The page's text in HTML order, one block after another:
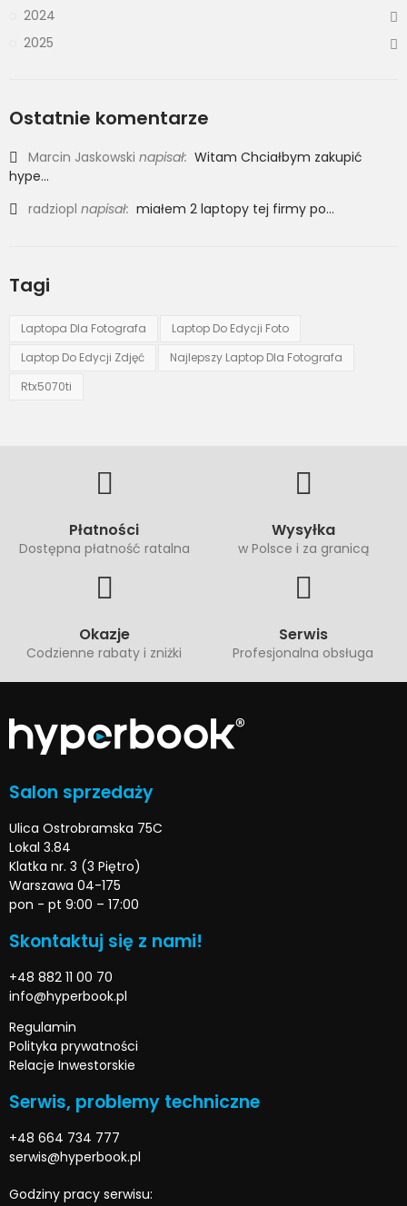
2024
2025
Ostatnie komentarze
Marcin Jaskowski napisał: Witam Chciałbym zakupić
hype...
radziopl napisał: miałem 2 laptopy tej firmy po...
Tagi
Laptopa Dla Fotografa
Laptop Do Edycji Foto
Laptop Do Edycji Zdjęć
Najlepszy Laptop Dla Fotografa
Rtx5070ti
Płatności
Dostępna płatność ratalna
Wysyłka
w Polsce i za granicą
Okazje
Codzienne rabaty i zniżki
Serwis
Profesjonalna obsługa
Salon sprzedaży
Ulica Ostrobramska 75C
Lokal 3.84
Klatka nr. 3 (3 Piętro)
Warszawa 04-175
pon - pt 9:00 – 17:00
Skontaktuj się z nami!
+48 882 11 00 70
info@hyperbook.pl
Regulamin
Polityka prywatności
Relacje Inwestorskie
Serwis, problemy techniczne
+48 664 734 777
serwis@hyperbook.pl
Godziny pracy serwisu: